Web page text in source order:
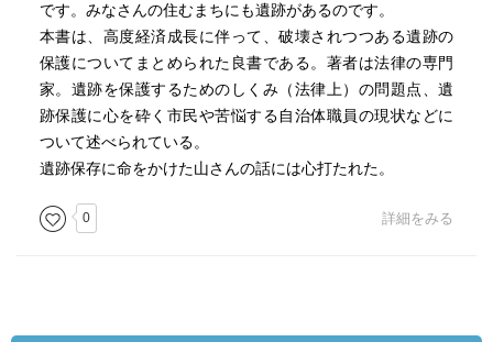
です。みなさんの住むまちにも遺跡があるのです。
本書は、高度経済成長に伴って、破壊されつつある遺跡の
保護についてまとめられた良書である。著者は法律の専門
家。遺跡を保護するためのしくみ（法律上）の問題点、遺
跡保護に心を砕く市民や苦悩する自治体職員の現状などに
ついて述べられている。
遺跡保存に命をかけた山さんの話には心打たれた。
0 詳細をみる